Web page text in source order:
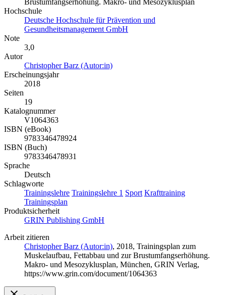
Brustumfangserhöhung. Makro- und Mesozyklusplan
Hochschule
Deutsche Hochschule für Prävention und
Gesundheitsmanagement GmbH
Note
3,0
Autor
Christopher Barz (Autor:in)
Erscheinungsjahr
2018
Seiten
19
Katalognummer
V1064363
ISBN (eBook)
9783346478924
ISBN (Buch)
9783346478931
Sprache
Deutsch
Schlagworte
Trainingslehre Trainingslehre 1 Sport Krafttraining
Trainingsplan
Produktsicherheit
GRIN Publishing GmbH
Arbeit zitieren
Christopher Barz (Autor:in), 2018, Trainingsplan zum
Muskelaufbau, Fettabbau und zur Brustumfangserhöhung.
Makro- und Mesozyklusplan, München, GRIN Verlag,
https://www.grin.com/document/1064363